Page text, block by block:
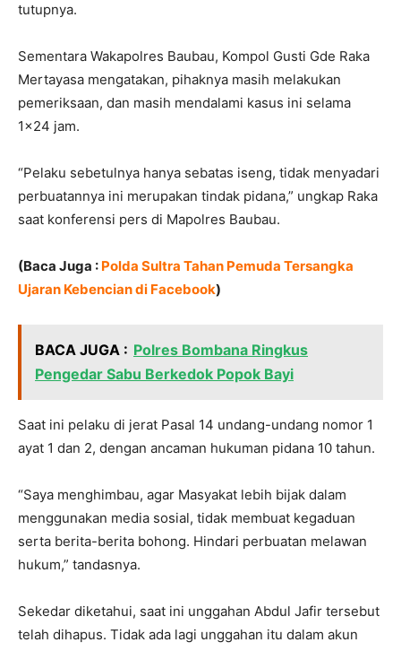
tutupnya.
Sementara Wakapolres Baubau, Kompol Gusti Gde Raka
Mertayasa mengatakan, pihaknya masih melakukan
pemeriksaan, dan masih mendalami kasus ini selama
1×24 jam.
“Pelaku sebetulnya hanya sebatas iseng, tidak menyadari
perbuatannya ini merupakan tindak pidana,” ungkap Raka
saat konferensi pers di Mapolres Baubau.
(Baca Juga : Polda Sultra Tahan Pemuda Tersangka
Ujaran Kebencian di Facebook)
BACA JUGA : Polres Bombana Ringkus
Pengedar Sabu Berkedok Popok Bayi
Saat ini pelaku di jerat Pasal 14 undang-undang nomor 1
ayat 1 dan 2, dengan ancaman hukuman pidana 10 tahun.
“Saya menghimbau, agar Masyakat lebih bijak dalam
menggunakan media sosial, tidak membuat kegaduan
serta berita-berita bohong. Hindari perbuatan melawan
hukum,” tandasnya.
Sekedar diketahui, saat ini unggahan Abdul Jafir tersebut
telah dihapus. Tidak ada lagi unggahan itu dalam akun